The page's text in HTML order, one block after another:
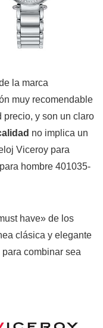
la marca
muy recomendable
precio, y son un claro
no implica un
Viceroy para
hombre 401035-
have» de los
clásica y elegante
combinar sea